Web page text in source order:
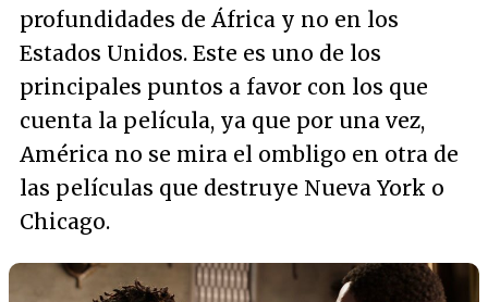
profundidades de África y no en los
Estados Unidos. Este es uno de los
principales puntos a favor con los que
cuenta la película, ya que por una vez,
América no se mira el ombligo en otra de
las películas que destruye Nueva York o
Chicago.